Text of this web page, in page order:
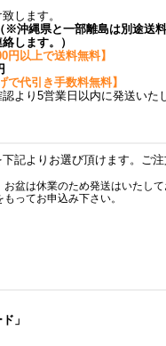
します。
※沖縄県と一部離島は別途送
します。）
円以上で送料無料】
で代引き手数料無料】
より5営業日以内に発送いた
記よりお選び頂けます。ご
盆は休業のため発送はいたし
ってお申込み下さい。
」